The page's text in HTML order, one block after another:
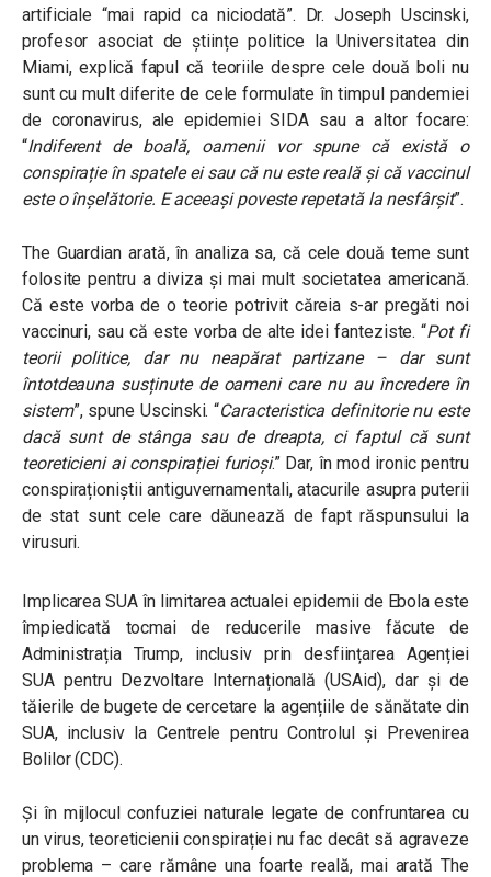
artificiale “mai rapid ca niciodată”. Dr. Joseph Uscinski,
profesor asociat de științe politice la Universitatea din
Miami, explică fapul că teoriile despre cele două boli nu
sunt cu mult diferite de cele formulate în timpul pandemiei
de coronavirus, ale epidemiei SIDA sau a altor focare:
“Indiferent de boală, oamenii vor spune că există o
conspirație în spatele ei sau că nu este reală și că vaccinul
este o înșelătorie. E aceeași poveste repetată la nesfârșit”.
The Guardian arată, în analiza sa, că cele două teme sunt
folosite pentru a diviza și mai mult societatea americană.
Că este vorba de o teorie potrivit căreia s-ar pregăti noi
vaccinuri, sau că este vorba de alte idei fanteziste. “Pot fi
teorii politice, dar nu neapărat partizane – dar sunt
întotdeauna susținute de oameni care nu au încredere în
sistem”, spune Uscinski. “Caracteristica definitorie nu este
dacă sunt de stânga sau de dreapta, ci faptul că sunt
teoreticieni ai conspirației furioși.” Dar, în mod ironic pentru
conspiraționiștii antiguvernamentali, atacurile asupra puterii
de stat sunt cele care dăunează de fapt răspunsului la
virusuri.
Implicarea SUA în limitarea actualei epidemii de Ebola este
împiedicată tocmai de reducerile masive făcute de
Administrația Trump, inclusiv prin desființarea Agenției
SUA pentru Dezvoltare Internațională (USAid), dar și de
tăierile de bugete de cercetare la agențiile de sănătate din
SUA, inclusiv la Centrele pentru Controlul și Prevenirea
Bolilor (CDC).
Și în mijlocul confuziei naturale legate de confruntarea cu
un virus, teoreticienii conspirației nu fac decât să agraveze
problema – care rămâne una foarte reală, mai arată The